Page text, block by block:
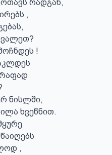
ნისლში,
ხვეწნით.
,